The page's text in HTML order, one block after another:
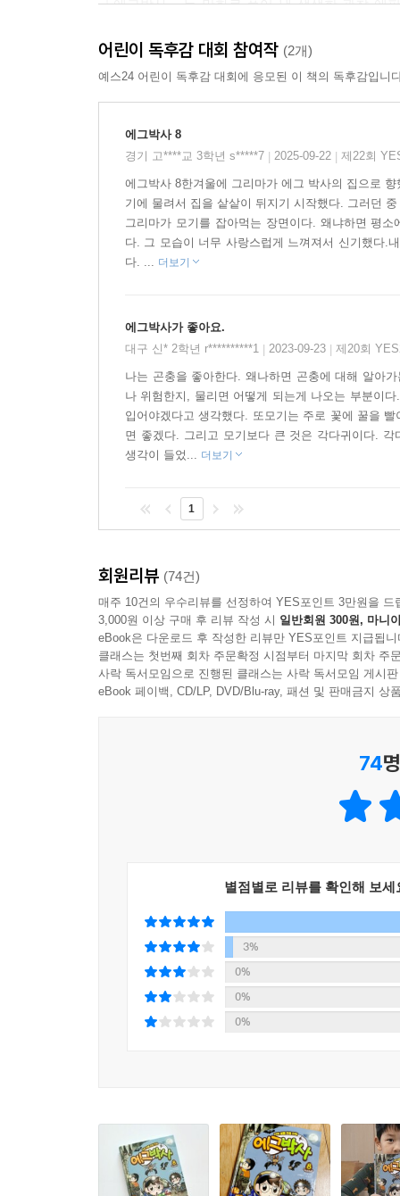
『에그박사』는 만화로 풀어 낸 생생한 관찰 에
워크북 활동과 에그박사 영상 제작 일기가 수록되
어린이 독후감 대회 참여작 (2개)
예스24 어린이 독후감 대회에 응모된 이 책의 독후감입니
에그박사 8
경기 고****교 3학년 s*****7
2025-09-22 제22회
에그박사 8한겨울에 그리마가 에그 박사의 집으로
기에 물려서 집을 샅샅이 뒤지기 시작했다. 그러던
그리마가 모기를 잡아먹는 장면이다. 왜냐하면 평
다. 그 모습이 너무 사랑스럽게 느껴져서 신기했다.
다. ... 더보기
에그박사가 좋아요.
대구 신* 2학년 r**********1
2023-09-23 제20회
나는 곤충을 좋아한다. 왜나하면 곤충에 대해 알아
나 위험한지, 물리면 어떻게 되는게 나오는 부분이
입어야겠다고 생각했다. 또모기는 주로 꽃에 꿀을
면 좋겠다. 그리고 모기보다 큰 것은 각다귀이다.
생각이 들었... 더보기
1
회원리뷰 (74건)
매주 10건의 우수리뷰를 선정하여 YES포인트 3만원을 드
3,000원 이상 구매 후 리뷰 작성 시 일반회원 300원, 마니
eBook은 다운로드 후 작성한 리뷰만 YES포인트 지급됩니
클래스는 첫번째 회차 주문확정 시점부터 마지막 회차 주
사락 독서모임으로 진행된 클래스는 사락 독서모임 게시
eBook 페이백, CD/LP, DVD/Blu-ray, 패션 및 판매금지 상
74
별점별로 리뷰를 확인해 보세
3%
0%
0%
0%